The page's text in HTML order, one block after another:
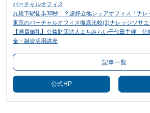
バーチャルオフィス
九段下駅徒歩30秒！？超好立地シェアオフィス「ナレ
東京のバーチャルオフィス徹底比較(1)ナレッジソサエ
【満員御礼】公益財団法人まちみらい千代田主催 公
金・融資活用講座
記事一覧
公式HP